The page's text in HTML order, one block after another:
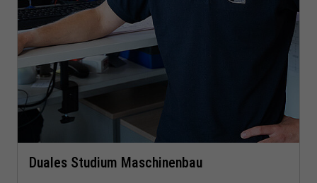
Duales Studium Maschinenbau